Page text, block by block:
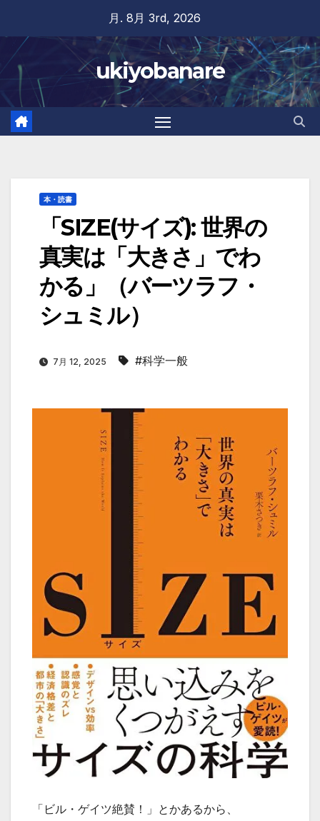
content
月. 8月 3rd, 2026
ukiyobanare
本・読書
「SIZE(サイズ): 世界の
真実は「大きさ」でわ
かる」（バーツラフ・
シュミル）
7月 12, 2025 #科学一般
「ビル・ゲイツ絶賛！」とかあるから、